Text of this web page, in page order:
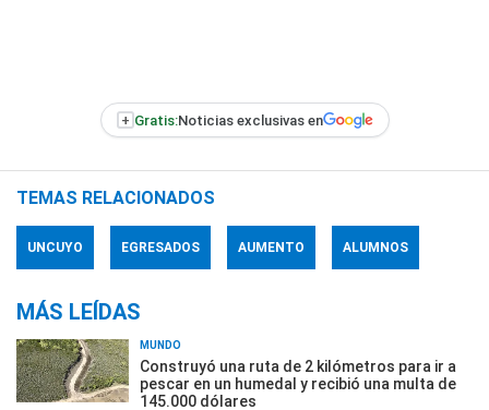
+ Gratis:Noticias exclusivas en
TEMAS RELACIONADOS
UNCUYO EGRESADOS AUMENTO ALUMNOS
MÁS LEÍDAS
MUNDO
Construyó una ruta de 2 kilómetros para ir a
pescar en un humedal y recibió una multa de
145.000 dólares